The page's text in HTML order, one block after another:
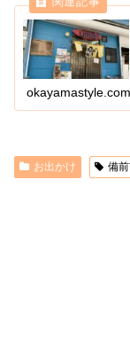
okayamastyle.com
お出かけ 備